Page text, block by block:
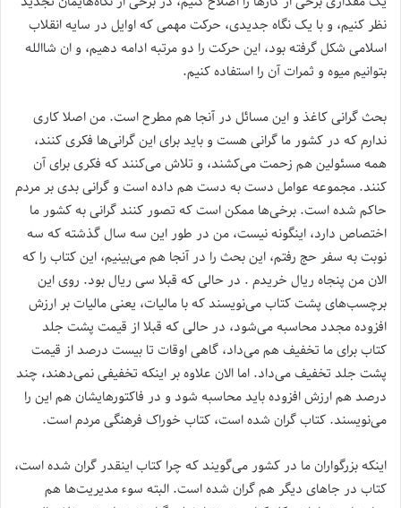
نظر کنیم، و با یک نگاه جدیدی، حرکت مهمی که اوایل در سایه انقلاب
اسلامی شکل گرفته بود، این حرکت را دو مرتبه ادامه دهیم، و ان شاالله
بتوانیم میوه و ثمرات آن را استفاده کنیم.
بحث گرانی کاغذ و این مسائل در آنجا هم مطرح است. من اصلا کاری
ندارم که در کشور ما گرانی هست و باید برای این گرانی‌ها فکری کنند،
همه مسئولین هم زحمت می‌کشند، و تلاش می‌کنند که فکری برای آن
کنند. مجموعه عوامل دست به دست هم داده است و گرانی بدی بر مردم
حاکم شده است. برخی‌ها ممکن است که تصور کنند گرانی به کشور ما
اختصاص دارد، اینگونه نیست، من در طور این سه سال گذشته که سه
نوبت به سفر حج رفتم، این بحث را در آنجا هم می‌بینیم، این کتاب را که
الان من پنجاه ریال خریدم . در حالی که قبلا سی ریال بود. روی این
برچسب‌های پشت کتاب می‌نویسند که با مالیات، یعنی مالیات بر ارزش
افزوده مجدد محاسبه می‌شود، در حالی که قبلا از قیمت پشت جلد
کتاب برای ما تخفیف هم می‌داد، گاهی اوقات تا بیست درصد از قیمت
پشت جلد تخفیف می‌داد. اما الان علاوه بر اینکه تخفیفی نمی‌دهند، چند
درصد هم ارزش افزوده باید محاسبه شود و در فاکتورهایشان هم این را
می‌نویسند. کتاب گران شده است، کتاب خوراک فرهنگی مردم است.
اینکه بزرگواران ما در کشور می‌گویند که چرا کتاب اینقدر گران شده است،
کتاب در جاهای دیگر هم گران شده است. البته سوء مدیریت‌ها هم